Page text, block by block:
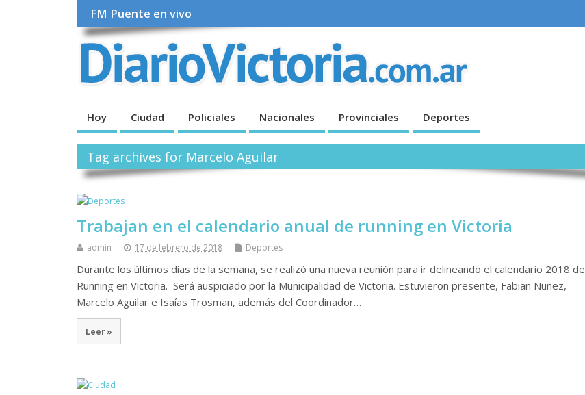
FM Puente en vivo
Hoy Ciudad Policiales Nacionales Provinciales Deportes
Tag archives for Marcelo Aguilar
Trabajan en el calendario anual de running en Victoria
admin 17 de febrero de 2018 Deportes
Durante los últimos días de la semana, se realizó una nueva reunión para ir delineando el calendario 2018 de
Running en Victoria. Será auspiciado por la Municipalidad de Victoria. Estuvieron presente, Fabian Nuñez,
Marcelo Aguilar e Isaías Trosman, además del Coordinador…
Leer »